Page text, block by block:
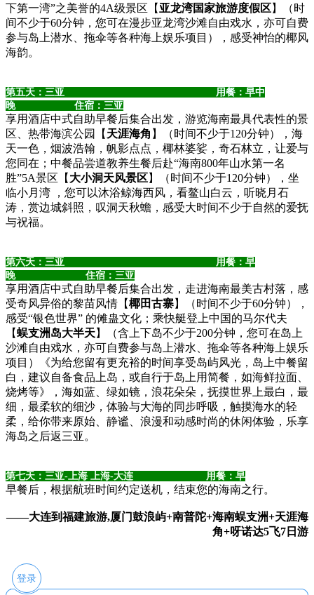
下第一湾”之美誉的4A级景区【 亚龙湾国家旅游度假区】（时
间不少于60分钟，您可在漫步亚龙湾沙滩自由戏水，亦可自费
参与岛上潜水、拖伞等各种海上娱乐项目），感受神怡的椰风
海韵。
第五天： 三亚 用餐：早中
晚 住宿：三亚
享用酒店中式自助早餐后集合出发，游览海南最具代表性的景
区、热带海滨公园【 天涯海角 】（时间不少于120分钟），海
天一色，烟波浩翰，帆影点点，椰林婆娑，奇石林立，让爱与
您同在；中餐品尝道教养生餐后赴“海南800年山水第一名
胜”5A景区【 大小洞天风景区】（时间不少于120分钟），坐
临小月湾 ，您可以沐浴鲸海西风，看鳌山白云，听晓月石
涛，赏边城斜照，叹洞天秋蟾，感受大时间不少于自然的爱抚
与祝福。
第六天：三亚 用餐：早
晚 住宿：三亚
享用酒店中式自助早餐后集合出发，走进海南最美古村落，感
受奇风异俗的黎苗风情【椰田古寨】（时间不少于60分钟），
感受“银色世界” 的傩蛊文化；乘快艇登上中国的马尔代夫
【蜈支洲岛大半天】（含上下岛不少于200分钟，您可在岛上
沙滩自由戏水，亦可自费参与岛上潜水、拖伞等各种海上娱乐
项目）《为给您留有更充裕的时间享受岛屿风光，岛上中餐留
白，建议自备食品上岛，或自行于岛上用简餐，如海鲜拉面、
烧烤等》，海如蓝、绿如镜，浪花朵朵，抚摸世界上最白，最
细，最柔软的细沙，体验与大海的同步呼吸，触摸海水的轻
柔，给你带来原始、静谧、浪漫和动感时尚的休闲体验，乐享
海岛之后返三亚。
第七天：三亚-上海 上海-大连 用餐：早
早餐后，根据航班时间约定送机，结束您的海南之行。
——大连到福建旅游,厦门鼓浪屿+南普陀+海南蜈支洲+天涯海
角+呀诺达5飞7日游
登录